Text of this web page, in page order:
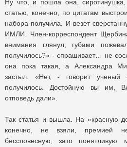
Ну что, и пошла она,
статью, конечно, по цитатам
набора получила. И везет
ИМЛИ. Член-корреспондент
внимания глянул, губами
получилось?» - спрашивает… не
она пока такая, а Александра
застыл. «Нет, - говорит ученый
получилось. Достойную вы им,
отповедь дали».
Так статья и вышла. На «красную
конечно, не взяли, премией
бессловесную, зато понятливую